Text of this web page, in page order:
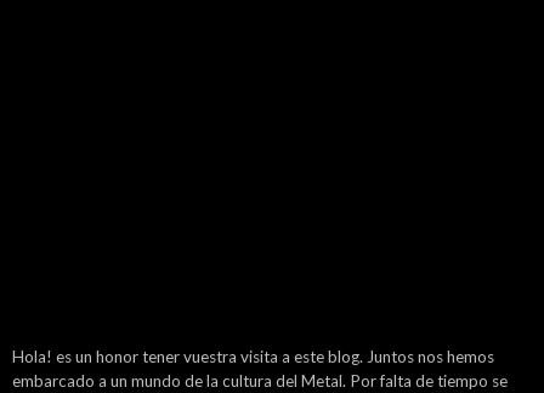
Hola! es un honor tener vuestra visita a este blog. Juntos nos hemos
embarcado a un mundo de la cultura del Metal. Por falta de tiempo se